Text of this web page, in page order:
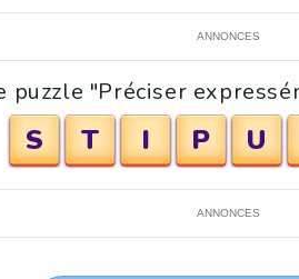
ANNONCES
puzzle "Préciser
S T I P U
ANNONCES